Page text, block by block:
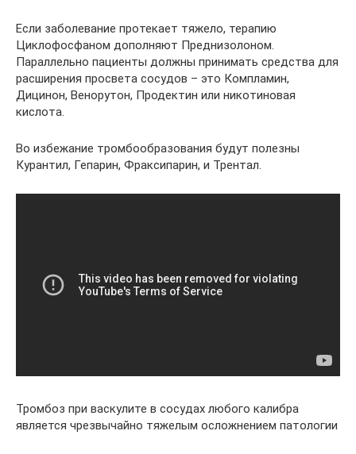
Если заболевание протекает тяжело, терапию
Циклофосфаном дополняют Преднизолоном.
Параллельно пациенты должны принимать средства для
расширения просвета сосудов – это Компламин,
Дицинон, Венорутон, Продектин или никотиновая
кислота.
Во избежание тромбообразования будут полезны
Курантил, Гепарин, Фраксипарин, и Трентал.
Тромбоз при васкулите в сосудах любого калибра
является чрезвычайно тяжелым осложнением патологии